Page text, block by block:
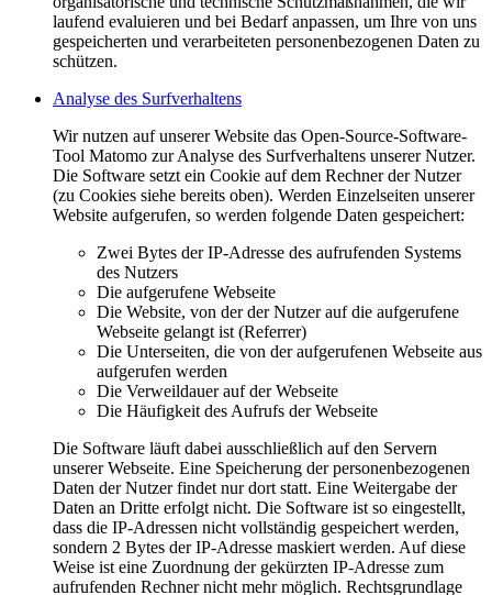
laufend evaluieren und bei Bedarf anpassen, um Ihre von uns
gespeicherten und verarbeiteten personenbezogenen Daten zu
schützen.
Analyse des Surfverhaltens
Wir nutzen auf unserer Website das Open-Source-Software-
Tool Matomo zur Analyse des Surfverhaltens unserer Nutzer.
Die Software setzt ein Cookie auf dem Rechner der Nutzer
(zu Cookies siehe bereits oben). Werden Einzelseiten unserer
Website aufgerufen, so werden folgende Daten gespeichert:
Zwei Bytes der IP-Adresse des aufrufenden Systems
des Nutzers
Die aufgerufene Webseite
Die Website, von der der Nutzer auf die aufgerufene
Webseite gelangt ist (Referrer)
Die Unterseiten, die von der aufgerufenen Webseite aus
aufgerufen werden
Die Verweildauer auf der Webseite
Die Häufigkeit des Aufrufs der Webseite
Die Software läuft dabei ausschließlich auf den Servern
unserer Webseite. Eine Speicherung der personenbezogenen
Daten der Nutzer findet nur dort statt. Eine Weitergabe der
Daten an Dritte erfolgt nicht. Die Software ist so eingestellt,
dass die IP-Adressen nicht vollständig gespeichert werden,
sondern 2 Bytes der IP-Adresse maskiert werden. Auf diese
Weise ist eine Zuordnung der gekürzten IP-Adresse zum
aufrufenden Rechner nicht mehr möglich. Rechtsgrundlage